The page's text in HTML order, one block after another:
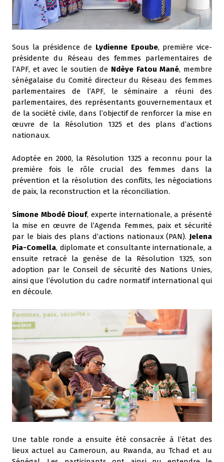
Sous la présidence de Lydienne Epoube, première vice-
présidente du Réseau des femmes parlementaires de
l’APF, et avec le soutien de Ndèye Fatou Mané, membre
sénégalaise du Comité directeur du Réseau des femmes
parlementaires de l’APF, le séminaire a réuni des
parlementaires, des représentants gouvernementaux et
de la société civile, dans l’objectif de renforcer la mise en
œuvre de la Résolution 1325 et des plans d’actions
nationaux.
Adoptée en 2000, la Résolution 1325 a reconnu pour la
première fois le rôle crucial des femmes dans la
prévention et la résolution des conflits, les négociations
de paix, la reconstruction et la réconciliation.
Simone Mbodé Diouf, experte internationale, a présenté
la mise en œuvre de l’Agenda Femmes, paix et sécurité
par le biais des plans d’actions nationaux (PAN). Jelena
Pia-Comella, diplomate et consultante internationale, a
ensuite retracé la genèse de la Résolution 1325, son
adoption par le Conseil de sécurité des Nations Unies,
ainsi que l’évolution du cadre normatif international qui
en découle.
Une table ronde a ensuite été consacrée à l’état des
lieux actuel au Cameroun, au Rwanda, au Tchad et au